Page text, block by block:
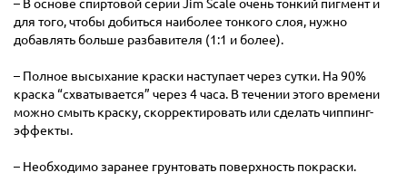
для того, чтобы добиться наиболее тонкого слоя, нужно
добавлять больше разбавителя (1:1 и более).
– Полное высыхание краски наступает через сутки. На 90%
краска “схватывается” через 4 часа. В течении этого времени
можно смыть краску, скорректировать или сделать чиппинг-
эффекты.
– Необходимо заранее грунтовать поверхность покраски.